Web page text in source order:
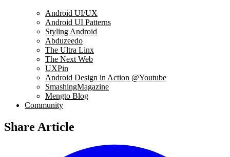
Android UI/UX
Android UI Patterns
Styling Android
Abduzeedo
The Ultra Linx
The Next Web
UXPin
Android Design in Action @Youtube
SmashingMagazine
Mengto Blog
Community
Share Article